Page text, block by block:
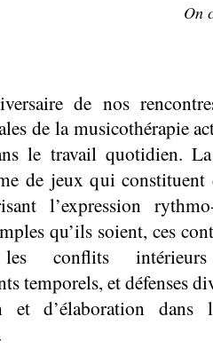
On
de nos
de la musicothérapie
le travail quotidien.
de jeux qui constituent
l’expression
qu’ils soient, ces
conflits
temporels, et défenses
et d’élaboration